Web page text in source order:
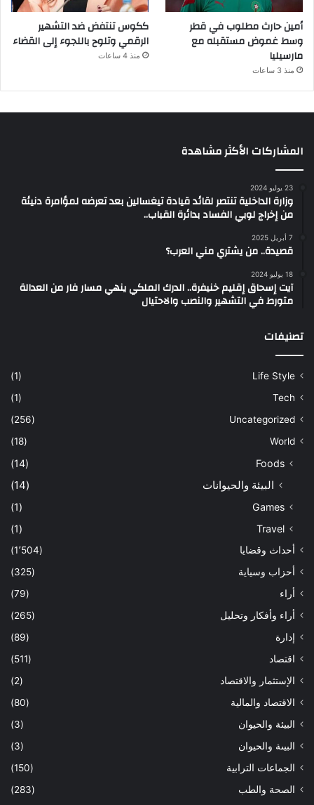
أمين حارث مطلوب في قطر
وسط غموض مستقبله مع
مارسيليا
منذ 3 ساعات
ككوس تنتفض ضد التشهير
الرقمي وتلوح باللجوء إلى القضاء
منذ 4 ساعات
المشاركات الأكثر مشاهدة
23 يوليو 2024
وزارة الداخلية تنتصر لقائد قيادة تيغسالين بعد تعرضه لمؤامرة دنيئة
من إخراج لوبي الفساد بدائرة القباب..
7 أبريل 2025
قصيدة.. من يشتري مني العرب؟
18 يوليو 2024
آيت إسحاق إقليم خنيفرة.. الدرك الملكي ينهي مسار فار من العدالة
متورط في التشهير والنصب والاحتيال
تصنيفات
Life Style
(1)
Tech
(1)
Uncategorized
(256)
World
(18)
Foods
(14)
البيئة والحيوانات (14)
Games
(1)
Travel
(1)
أحداث وقضايا
(1٬504)
أحزاب وسياية
(325)
أراء
(79)
أراء وأفكار وتحليل
(265)
إدارة
(89)
اقتصاد
(511)
الإستثمار والاقتصاد
(2)
الاقتصاد والمالية
(80)
البيئة والحيوان
(3)
البيىة والحيوان
(3)
الجماعات الترابية
(150)
الصحة والطب
(283)